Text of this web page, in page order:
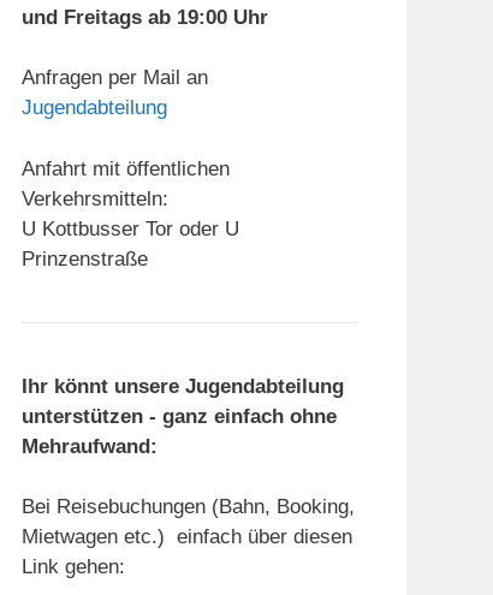
und Freitags ab 19:00 Uhr
Anfragen per Mail an
Jugendabteilung
Anfahrt mit öffentlichen
Verkehrsmitteln:
U Kottbusser Tor oder U
Prinzenstraße
Ihr könnt unsere Jugendabteilung
unterstützen - ganz einfach ohne
Mehraufwand:
Bei Reisebuchungen (Bahn, Booking,
Mietwagen etc.) einfach über diesen
Link gehen: